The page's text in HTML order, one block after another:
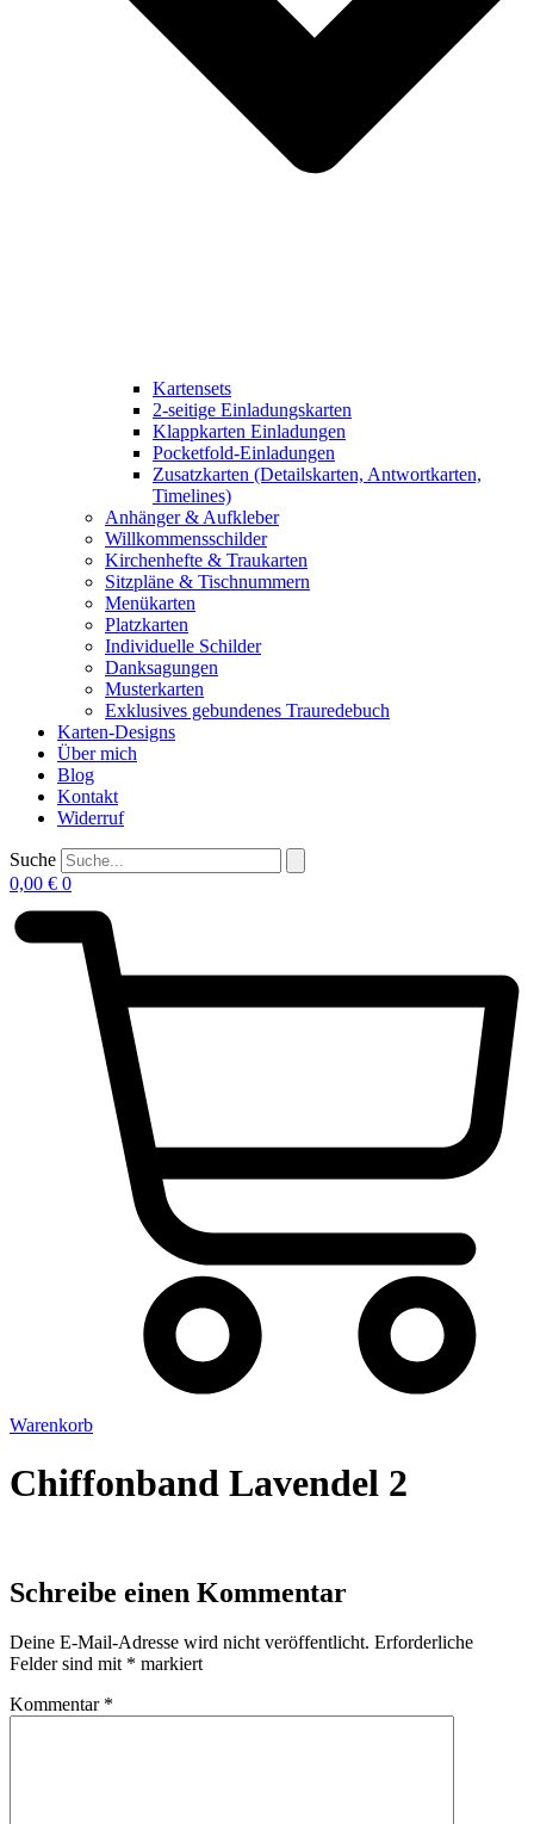
Kartensets
2-seitige Einladungskarten
Klappkarten Einladungen
Pocketfold-Einladungen
Zusatzkarten (Detailskarten, Antwortkarten,
Timelines)
Anhänger & Aufkleber
Willkommensschilder
Kirchenhefte & Traukarten
Sitzpläne & Tischnummern
Menükarten
Platzkarten
Individuelle Schilder
Danksagungen
Musterkarten
Exklusives gebundenes Trauredebuch
Karten-Designs
Über mich
Blog
Kontakt
Widerruf
Suche
0,00 € 0
Warenkorb
Chiffonband Lavendel 2
Schreibe einen Kommentar
Deine E-Mail-Adresse wird nicht veröffentlicht. Erforderliche
Felder sind mit * markiert
Kommentar *